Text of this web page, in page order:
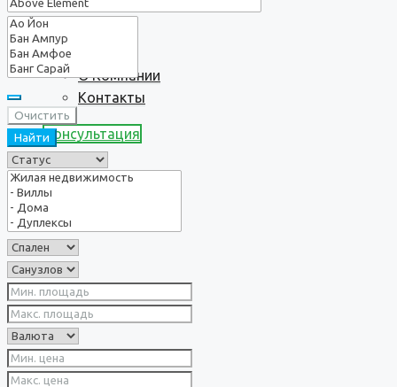
О нас
О Компании
Контакты
Консультация
Очистить
Найти